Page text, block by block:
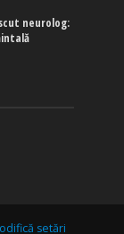
neurolog:
setări